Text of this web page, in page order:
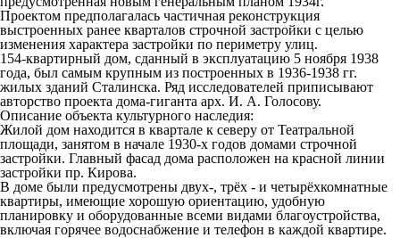
Проектом предполагалась частичная реконструкция
выстроенных ранее кварталов строчной застройки с целью
изменения характера застройки по периметру улиц.
154-квартирный дом, сданный в эксплуатацию 5 ноября 1938
года, был самым крупным из построенных в 1936-1938 гг.
жилых зданий Сталинска. Ряд исследователей приписывают
авторство проекта дома-гиганта арх. И. А. Голосову.
Описание объекта культурного наследия:
Жилой дом находится в квартале к северу от Театральной
площади, занятом в начале 1930-х годов домами строчной
застройки. Главный фасад дома расположен на красной линии
застройки пр. Кирова.
В доме были предусмотрены двух-, трёх - и четырёхкомнатные
квартиры, имеющие хорошую ориентацию, удобную
планировку и оборудованные всеми видами благоустройства,
включая горячее водоснабжение и телефон в каждой квартире.